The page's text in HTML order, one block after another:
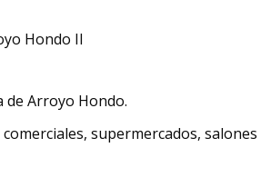
Hondo II
de Arroyo Hondo.
supermercados, salones